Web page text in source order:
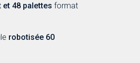
et 48 palettes format
robotisée 60